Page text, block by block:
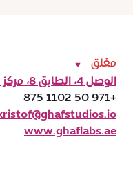
مغلق
الوصل 4، الطابق 8، مركز الأعمال المتقدمة، منطقة التنقل
+971 50 1102 875
www.ghaflabs.ae